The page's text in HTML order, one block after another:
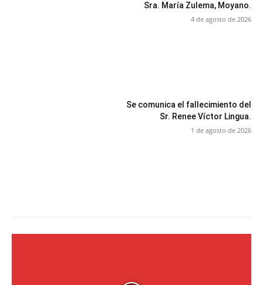
Sra. María Zulema, Moyano.
4 de agosto de 2026
Se comunica el fallecimiento del
Sr. Renee Víctor Lingua.
1 de agosto de 2026